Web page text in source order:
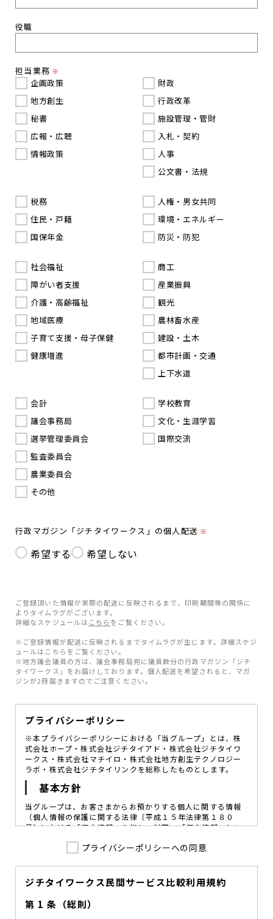
役職
担当業務 ※
企画政策
地方創生
秘書
広報・広聴
情報政策
財政
行政改革
施設管理・管財
入札・契約
人事
公文書・法規
税務
住民・戸籍
国保年金
人権・男女共同
環境・エネルギー
防災・防犯
社会福祉
障がい者支援
介護・高齢福祉
地域医療
子育て支援・母子保健
健康増進
商工
産業振興
観光
農林畜水産
建設・土木
都市計画・交通
上下水道
会計
議会事務局
選挙管理委員会
監査委員会
農業委員会
その他
学校教育
文化・生涯学習
国際交流
行政マガジン「ジチタイワークス」の個人配送 ※
希望する 希望しない
ご登録頂いた情報が実際の配送に反映されるまで、印刷期間等の関係に
よりタイムラグがございます。
詳細なスケジュールは こちら をご覧ください。
※ご登録情報が配送に反映されるまでタイムラグが生じます。詳細スケジ
ュールはこちらをご覧ください。
※地方議会議員の方は、議会事務局宛に議員数分の行政マガジン「ジチ
タイワークス」をお届けしております。個人配送を希望されると、マガ
ジンが2冊届きますのでご注意ください。
プライバシーポリシー
※本プライバシーポリシーにおける「当グループ」とは、株
式会社ホープ・株式会社ジチタイアド・株式会社ジチタイワ
ークス・株式会社マチイロ・株式会社地方創生テクノロジー
ラボ・株式会社ジチタイリンクを総称したものとします。
基本方針
当グループは、お客さまからお預かりする個人に関する情報
（個人情報の保護に関する法律〔平成１５年法律第１８０
号〕における「個人情報」を指し、以下、「個人情報」とい
図ることが、重要な社会的責務であると考えております。
を定め、役員及び従業員に個人情報保護の重要性の認識と取
組みを徹底させることによって、個人情報の適切な取り扱い
に努めてまいります。
プライバシーポリシーへの同意
ジチタイワークス民間サービス比較利用規約
第 1 条（総則）